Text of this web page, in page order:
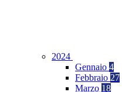
2024
Gennaio 4
Febbraio 27
Marzo 18